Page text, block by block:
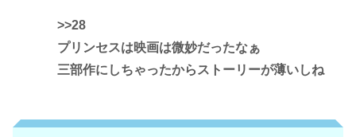
>>28
プリンセスは映画は微妙だったなぁ
三部作にしちゃったからストーリーが薄いしね